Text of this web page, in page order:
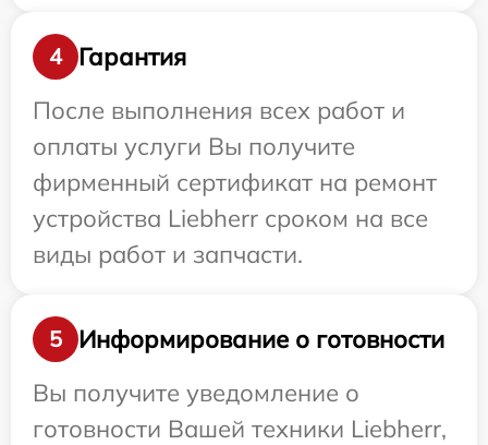
4
Гарантия
После выполнения всех работ и
оплаты услуги Вы получите
фирменный сертификат на ремонт
устройства Liebherr сроком на все
виды работ и запчасти.
5
Информирование о готовности
Вы получите уведомление о
готовности Вашей техники Liebherr,